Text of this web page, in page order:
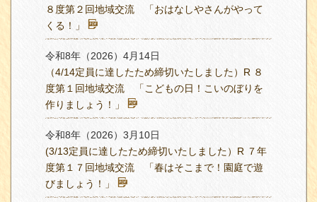
８度第２回地域交流 「おはなしやさんがやって
くる！」
令和8年（2026）4月14日
（4/14定員に達したため締切いたしました）R ８
度第１回地域交流 「こどもの日！こいのぼりを
作りましょう！」
令和8年（2026）3月10日
(3/13定員に達したため締切いたしました）R ７年
度第１７回地域交流 「春はそこまで！園庭で遊
びましょう！」